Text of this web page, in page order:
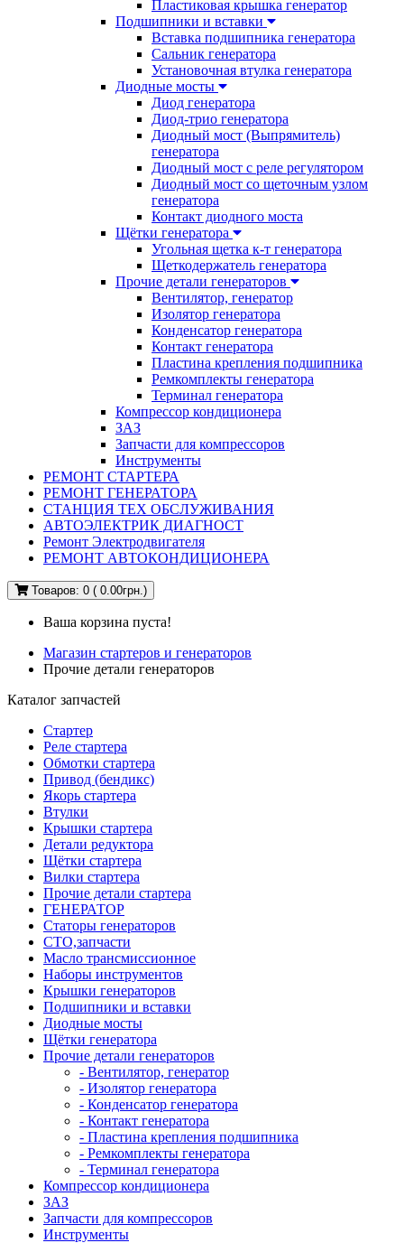
Пластиковая крышка генератор
Подшипники и вставки
Вставка подшипника генератора
Сальник генератора
Установочная втулка генератора
Диодные мосты
Диод генератора
Диод-трио генератора
Диодный мост (Выпрямитель)
генератора
Диодный мост с реле регулятором
Диодный мост со щеточным узлом
генератора
Контакт диодного моста
Щётки генератора
Угольная щетка к-т генератора
Щеткодержатель генератора
Прочие детали генераторов
Вентилятор, генератор
Изолятор генератора
Конденсатор генератора
Контакт генератора
Пластина крепления подшипника
Ремкомплекты генератора
Терминал генератора
Компрессор кондиционера
ЗАЗ
Запчасти для компрессоров
Инструменты
РЕМОНТ СТАРТЕРА
РЕМОНТ ГЕНЕРАТОРА
СТАНЦИЯ ТЕХ ОБСЛУЖИВАНИЯ
АВТОЭЛЕКТРИК ДИАГНОСТ
Ремонт Электродвигателя
РЕМОНТ АВТОКОНДИЦИОНЕРА
Товаров: 0 ( 0.00грн.)
Ваша корзина пуста!
Магазин стартеров и генераторов
Прочие детали генераторов
Каталог запчастей
Стартер
Реле стартера
Обмотки стартера
Привод (бендикс)
Якорь стартера
Втулки
Крышки стартера
Детали редуктора
Щётки стартера
Вилки стартера
Прочие детали стартера
ГЕНЕРАТОР
Статоры генераторов
СТО,запчасти
Масло трансмиссионное
Наборы инструментов
Крышки генераторов
Подшипники и вставки
Диодные мосты
Щётки генератора
Прочие детали генераторов
- Вентилятор, генератор
- Изолятор генератора
- Конденсатор генератора
- Контакт генератора
- Пластина крепления подшипника
- Ремкомплекты генератора
- Терминал генератора
Компрессор кондиционера
ЗАЗ
Запчасти для компрессоров
Инструменты